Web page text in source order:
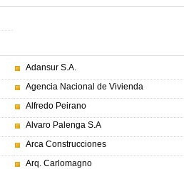
Adansur S.A.
Agencia Nacional de Vivienda
Alfredo Peirano
Alvaro Palenga S.A
Arca Construcciones
Arq. Carlomagno